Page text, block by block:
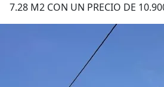
7.28 M2 CON UN PRECIO DE